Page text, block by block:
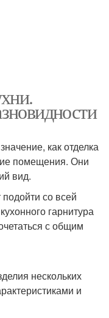
как отделка
помещения. Они
вид.
со всей
гарнитура
с общим
нескольких
и